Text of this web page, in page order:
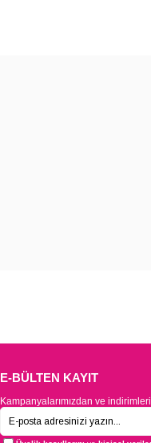
E-BÜLTEN KAYIT
Kampanyalarımızdan ve